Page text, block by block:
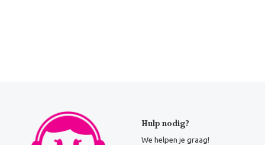
Hulp nodig?
We helpen je graag!